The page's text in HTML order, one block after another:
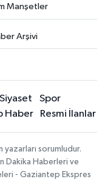
Manşetler
Arşivi
Siyaset
Spor
Haber Resmi İlanlar
yazarları sorumludur.
Dakika Haberleri ve
- Gaziantep Ekspres